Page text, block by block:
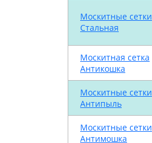
Москитные сетки
Стальная
Москитная сетка
Антикошка
Москитные сетки
Антипыль
Москитные сетки
Антимошка